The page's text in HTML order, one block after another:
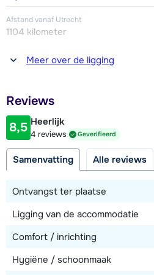
Afstand vanaf Utrecht
1104 kilometer
Afstand tot winkel(s)
350 meter
240 meter
Afstand tot piste
ter plaatse
Meer over de ligging
Reviews
8,5 Heerlijk
4 reviews Geverifieerd
Samenvatting Alle reviews
Ontvangst ter plaatse
Ligging van de accommodatie
Comfort / inrichting
Hygiëne / schoonmaak